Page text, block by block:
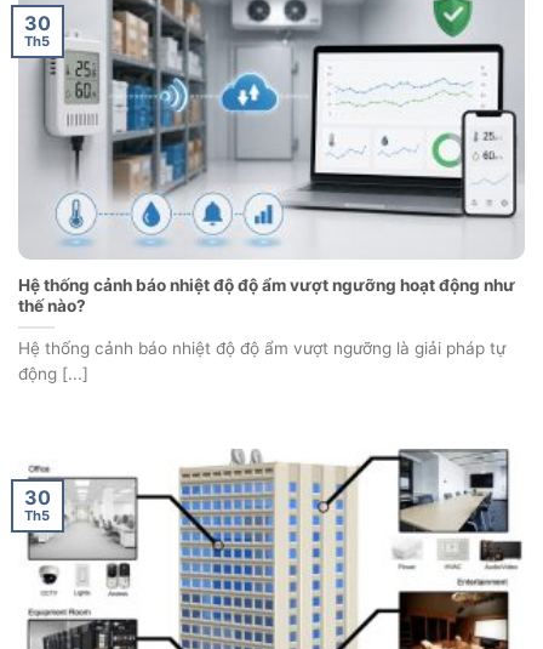
Hệ thống cảnh báo nhiệt độ độ ẩm vượt ngưỡng hoạt động như
thế nào?
Hệ thống cảnh báo nhiệt độ độ ẩm vượt ngưỡng là giải pháp tự
động [...]
30
Th5
30
Th5